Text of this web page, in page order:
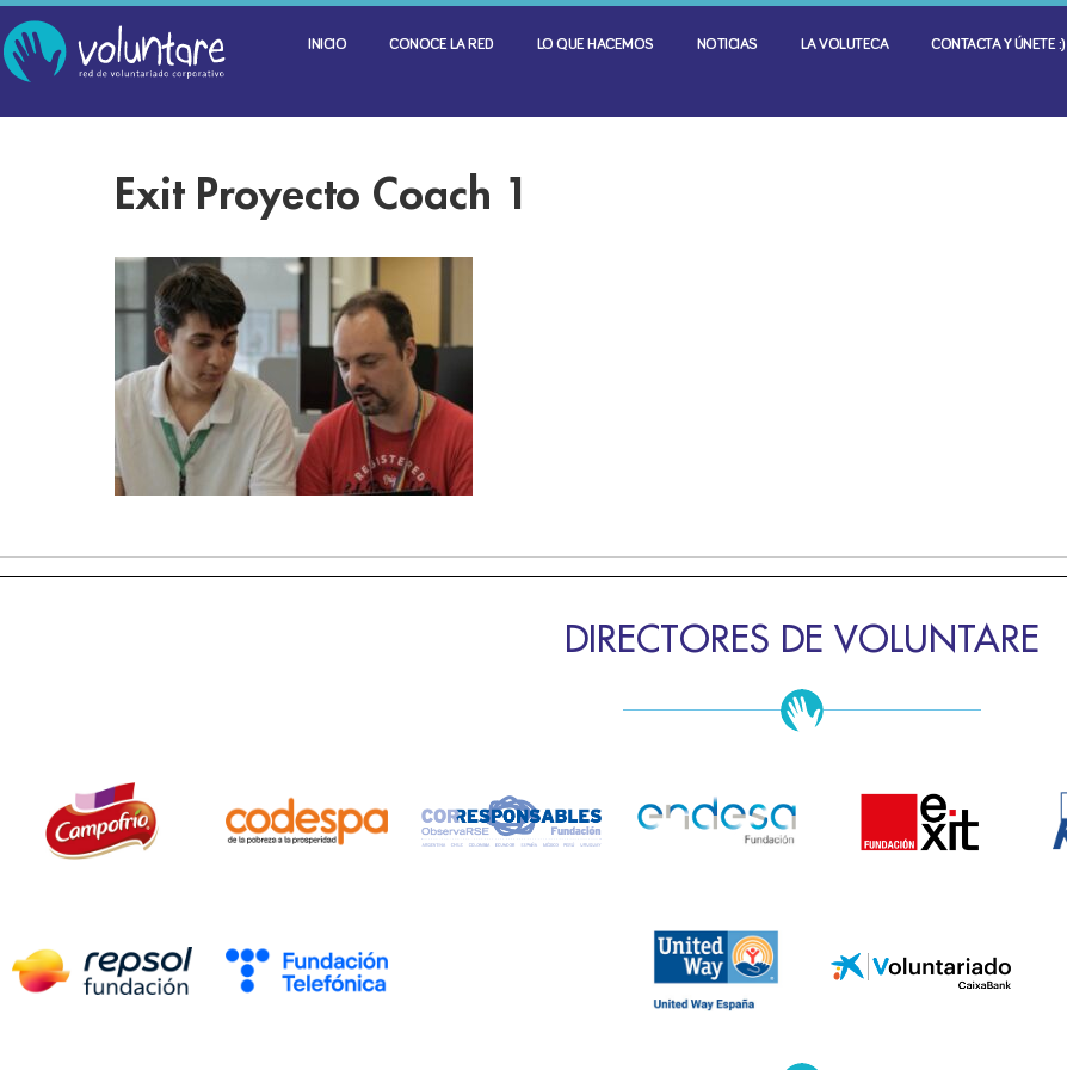
INICIO CONOCE LA RED LO QUE HACEMOS NOTICIAS LA VOLUTECA CONTACTA Y ÚNETE :)
Exit Proyecto Coach 1
DIRECTORES DE VOLUNTARE